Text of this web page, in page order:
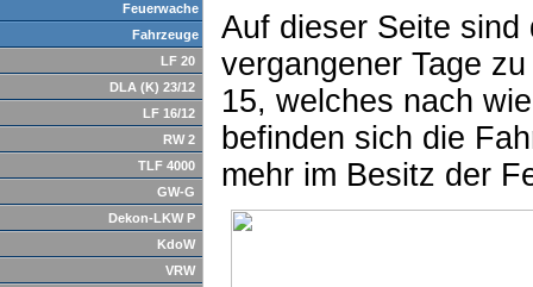
Feuerwache
Fahrzeuge
LF 20
DLA (K) 23/12
LF 16/12
RW 2
TLF 4000
GW-G
Dekon-LKW P
KdoW
VRW
Auf dieser Seite sind
vergangener Tage
15, welches nach
befinden sich die
mehr im Besitz der